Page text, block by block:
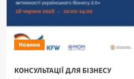
Новини
КОНСУЛЬТАЦІЇ ДЛЯ БІЗНЕСУ